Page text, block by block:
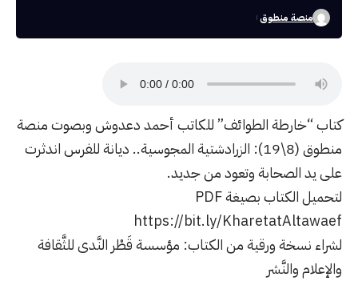
منصة منطوق
كتاب “خارطة الطوائف” للكاتب أحمد دعدوش وبصوت منصة
منطوق (8\19): الزرادشتية المجوسية.. ديانة للفرس اندثرت
على يد الصحابة وتعود من جديد.
لتحميل الكتاب بصيغة PDF
https://bit.ly/KharetatAltawaef
لشراء نسخة ورقية من الكتاب: مؤسسة قَطْر النَّدى للثَّقافة
والإعلام والنَّشر